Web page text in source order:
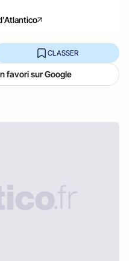
CLASSER
favori sur Google